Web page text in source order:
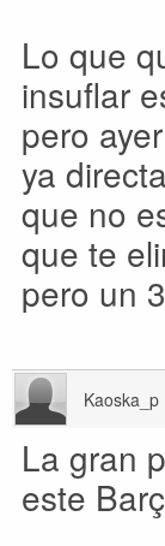
Lo que
insuflar
pero
ya
que no
que te
pero un
Kaoska_p
La gran
este